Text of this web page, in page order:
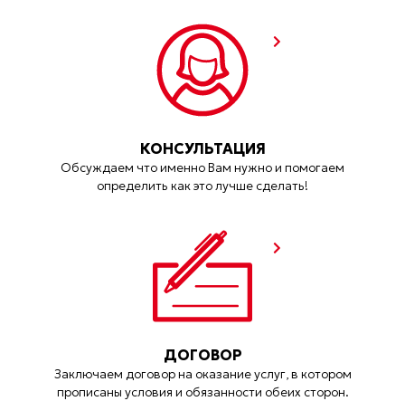
КОНСУЛЬТАЦИЯ
Обсуждаем что именно Вам нужно и помогаем
определить как это лучше сделать!
ДОГОВОР
Заключаем договор на оказание услуг, в котором
прописаны условия и обязанности обеих сторон.